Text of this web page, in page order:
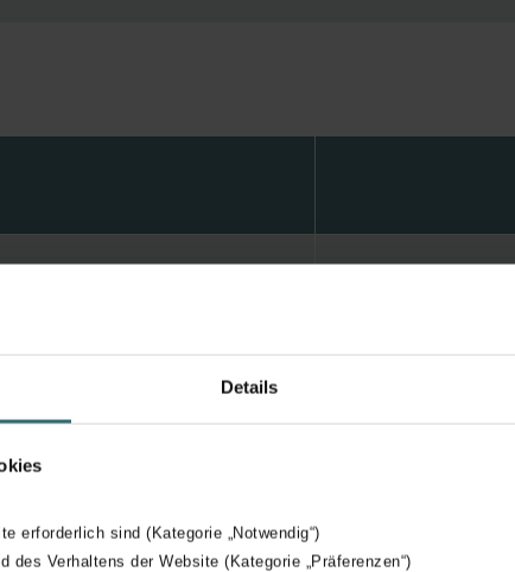
Details
erforderlich sind (Kategorie „Notwendig“)
des Verhaltens der Website (Kategorie „Präferenzen“)